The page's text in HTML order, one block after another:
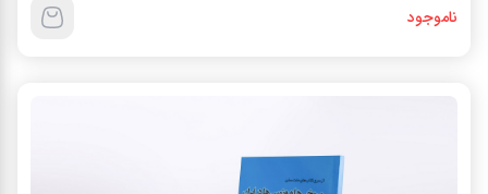
ناموجود